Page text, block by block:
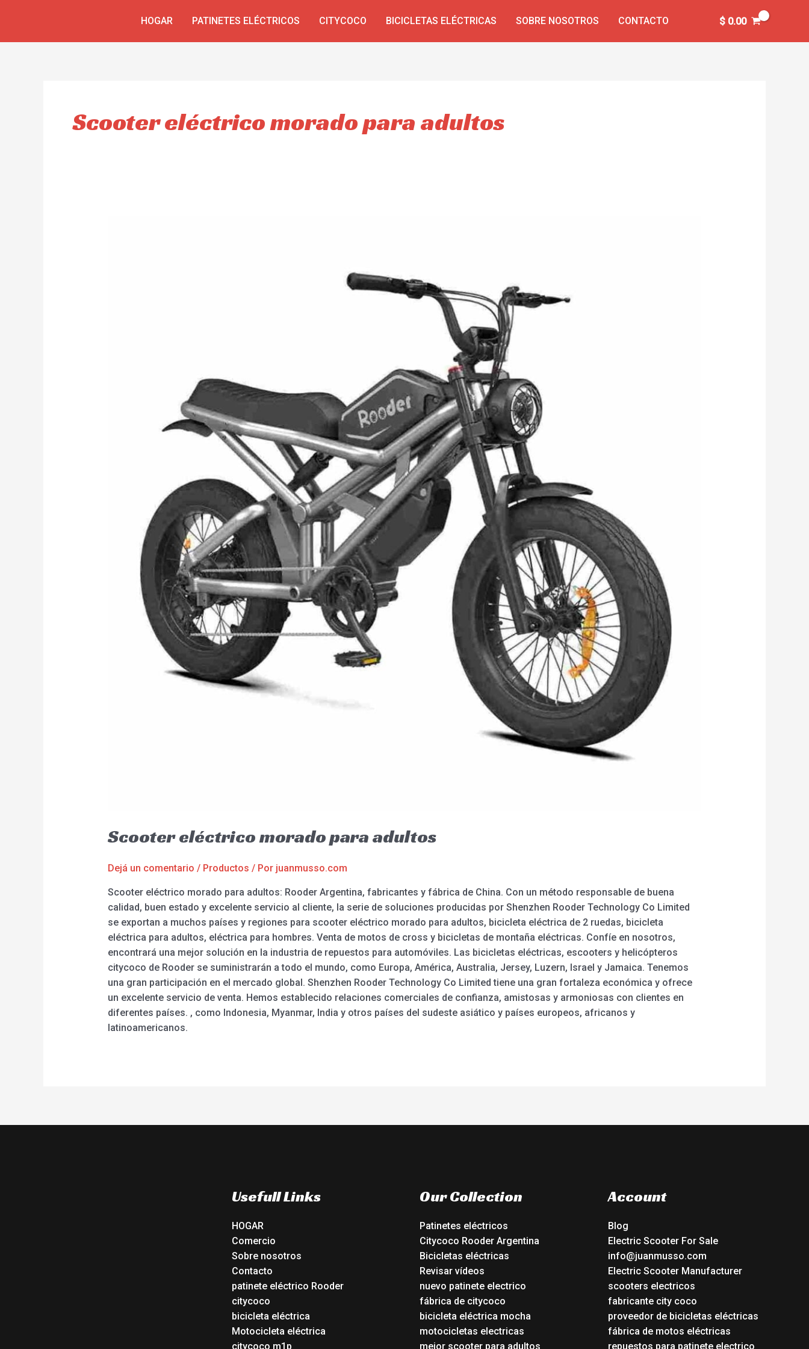
HOGAR PATINETES ELÉCTRICOS CITYCOCO BICICLETAS ELÉCTRICAS SOBRE NOSOTROS CONTACTO $0.00
Scooter eléctrico morado para adultos
Scooter eléctrico morado para adultos
Dejá un comentario / Productos / Por juanmusso.com
Scooter eléctrico morado para adultos: Rooder Argentina, fabricantes y fábrica de China. Con un método responsable de buena
calidad, buen estado y excelente servicio al cliente, la serie de soluciones producidas por Shenzhen Rooder Technology Co Limited
se exportan a muchos países y regiones para scooter eléctrico morado para adultos, bicicleta eléctrica de 2 ruedas, bicicleta
eléctrica para adultos, eléctrica para hombres. Venta de motos de cross y bicicletas de montaña eléctricas. Confíe en nosotros,
encontrará una mejor solución en la industria de repuestos para automóviles. Las bicicletas eléctricas, escooters y helicópteros
citycoco de Rooder se suministrarán a todo el mundo, como Europa, América, Australia, Jersey, Luzern, Israel y Jamaica. Tenemos
una gran participación en el mercado global. Shenzhen Rooder Technology Co Limited tiene una gran fortaleza económica y ofrece
un excelente servicio de venta. Hemos establecido relaciones comerciales de confianza, amistosas y armoniosas con clientes en
diferentes países. , como Indonesia, Myanmar, India y otros países del sudeste asiático y países europeos, africanos y
latinoamericanos.
Usefull Links
HOGAR
Comercio
Sobre nosotros
Contacto
patinete eléctrico Rooder
citycoco
bicicleta eléctrica
Motocicleta eléctrica
citycoco m1p
Our Collection
Patinetes eléctricos
Citycoco Rooder Argentina
Bicicletas eléctricas
Revisar vídeos
nuevo patinete electrico
fábrica de citycoco
bicicleta eléctrica mocha
motocicletas electricas
mejor scooter para adultos
Account
Blog
Electric Scooter For Sale
info@juanmusso.com
Electric Scooter Manufacturer
scooters electricos
fabricante city coco
proveedor de bicicletas eléctricas
fábrica de motos eléctricas
repuestos para patinete electrico